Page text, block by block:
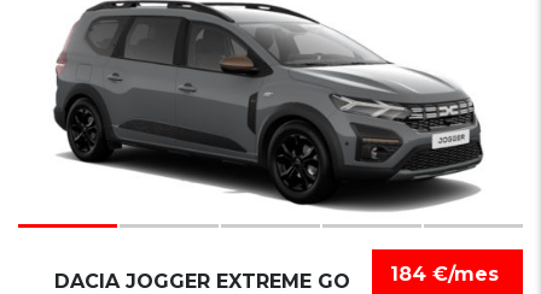
184 €/mes
DACIA JOGGER EXTREME GO